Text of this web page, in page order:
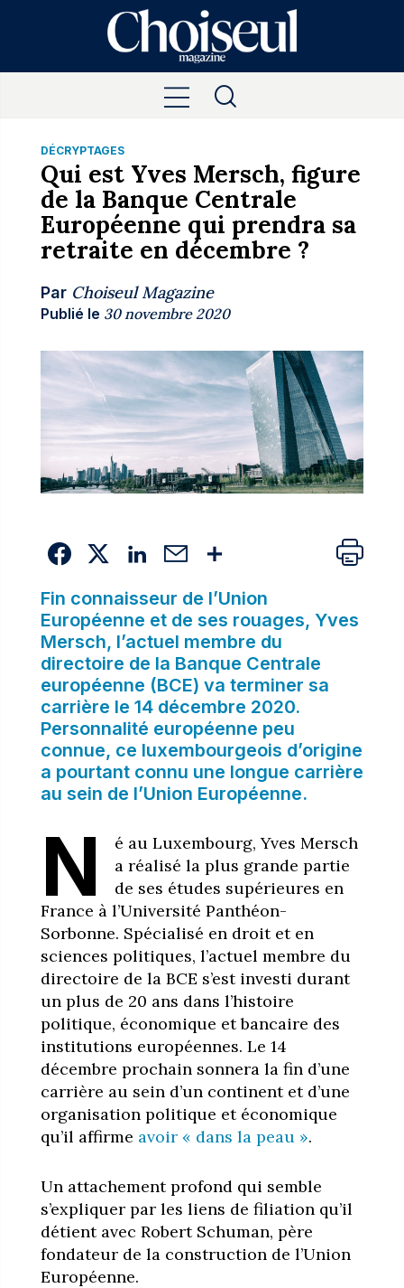
DÉCRYPTAGES
Qui est Yves Mersch, figure
de la Banque Centrale
Européenne qui prendra sa
retraite en décembre ?
Par Choiseul Magazine
Publié le 30 novembre 2020
Fin connaisseur de l’Union
Européenne et de ses rouages, Yves
Mersch, l’actuel membre du
directoire de la Banque Centrale
européenne (BCE) va terminer sa
carrière le 14 décembre 2020.
Personnalité européenne peu
connue, ce luxembourgeois d’origine
a pourtant connu une longue carrière
au sein de l’Union Européenne.
N
é au Luxembourg, Yves Mersch
a réalisé la plus grande partie
de ses études supérieures en
France à l’Université Panthéon-
Sorbonne. Spécialisé en droit et en
sciences politiques, l’actuel membre du
directoire de la BCE s’est investi durant
un plus de 20 ans dans l’histoire
politique, économique et bancaire des
institutions européennes. Le 14
décembre prochain sonnera la fin d’une
carrière au sein d’un continent et d’une
organisation politique et économique
qu’il affirme avoir « dans la peau ».
Un attachement profond qui semble
s’expliquer par les liens de filiation qu’il
détient avec Robert Schuman, père
fondateur de la construction de l’Union
Européenne.